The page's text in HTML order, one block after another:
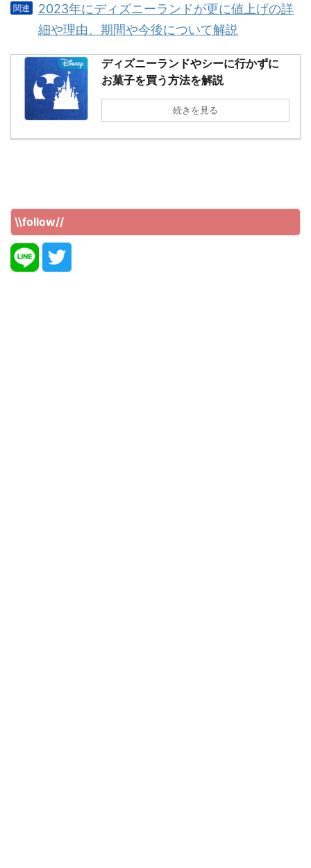
2023年にディズニーランドが更に値上げの詳
細や理由、期間や今後について解説
ディズニーランドやシーに行かずに
お菓子を買う方法を解説
続きを見る
\\follow//